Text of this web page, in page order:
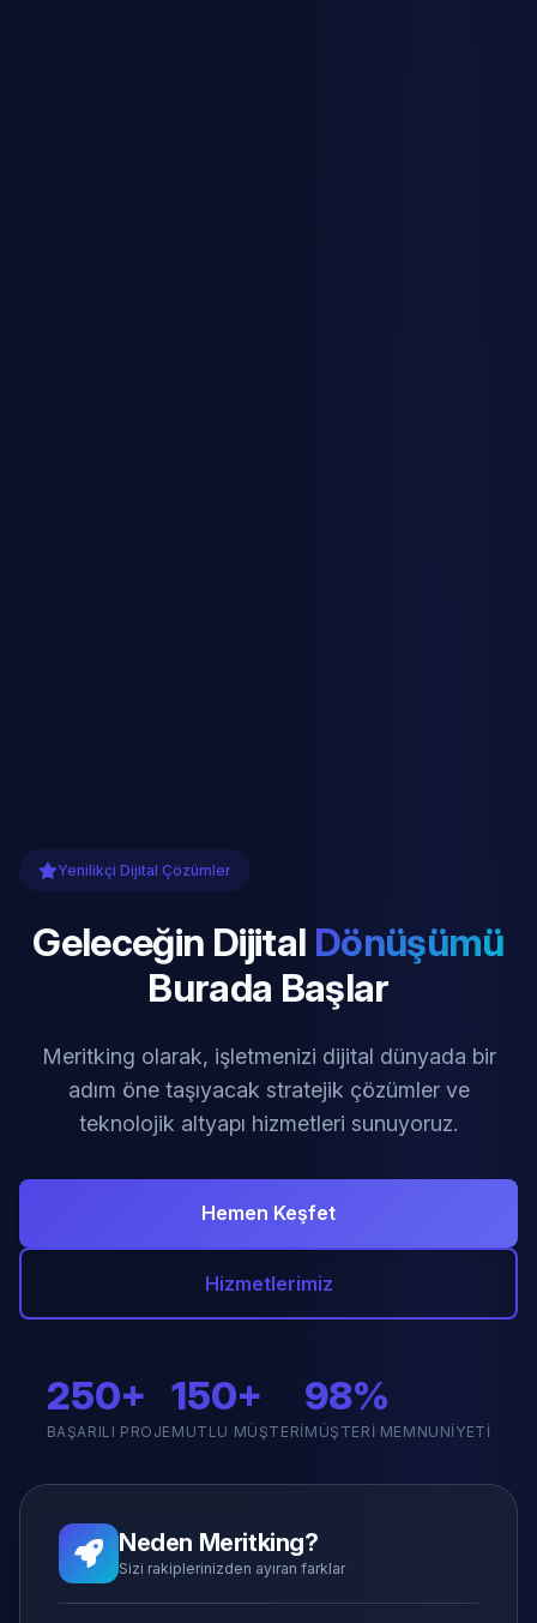
Yenilikçi Dijital Çözümler
Geleceğin Dijital Dönüşümü
Burada Başlar
Meritking olarak, işletmenizi dijital dünyada bir
adım öne taşıyacak stratejik çözümler ve
teknolojik altyapı hizmetleri sunuyoruz.
Hemen Keşfet
Hizmetlerimiz
250+
BAŞARILI PROJE
150+
MUTLU MÜŞTERI
98%
MÜŞTERI MEMNUNIYETI
Neden Meritking?
Sizi rakiplerinizden ayıran farklar